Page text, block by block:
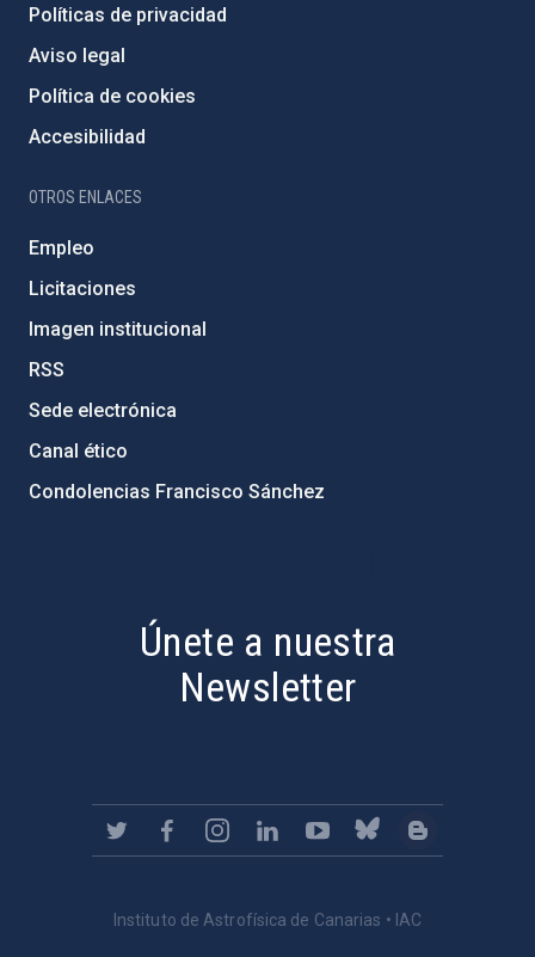
Políticas de privacidad
Aviso legal
Política de cookies
Accesibilidad
OTROS ENLACES
Empleo
Licitaciones
Imagen institucional
RSS
Sede electrónica
Canal ético
Condolencias Francisco Sánchez
Únete a nuestra
Newsletter
Instituto de Astrofísica de Canarias • IAC